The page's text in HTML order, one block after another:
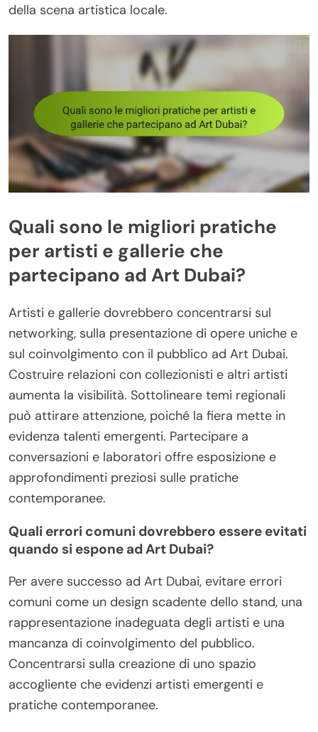
della scena artistica locale.
Quali sono le migliori pratiche
per artisti e gallerie che
partecipano ad Art Dubai?
Artisti e gallerie dovrebbero concentrarsi sul
networking, sulla presentazione di opere uniche e
sul coinvolgimento con il pubblico ad Art Dubai.
Costruire relazioni con collezionisti e altri artisti
aumenta la visibilità. Sottolineare temi regionali
può attirare attenzione, poiché la fiera mette in
evidenza talenti emergenti. Partecipare a
conversazioni e laboratori offre esposizione e
approfondimenti preziosi sulle pratiche
contemporanee.
Quali errori comuni dovrebbero essere evitati
quando si espone ad Art Dubai?
Per avere successo ad Art Dubai, evitare errori
comuni come un design scadente dello stand, una
rappresentazione inadeguata degli artisti e una
mancanza di coinvolgimento del pubblico.
Concentrarsi sulla creazione di uno spazio
accogliente che evidenzi artisti emergenti e
pratiche contemporanee.